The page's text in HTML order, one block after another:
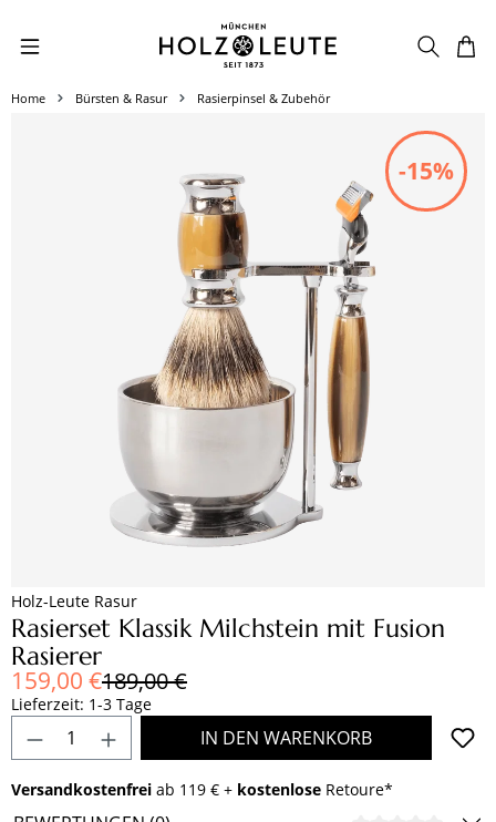
Zum Hauptinhalt springen
Home Bürsten & Rasur Rasierpinsel & Zubehör
Holz-Leute Rasur
Rasierset Klassik Milchstein mit Fusion
Rasierer
Verkaufspreis:Regulärer Preis:
189,00 €
159,00 €
Lieferzeit: 1-3 Tage
Produkt Anzahl: Gib den gewünschten
IN DEN WARENKORB
Versandkostenfrei ab 119 € + kostenlose Retoure*
-15%